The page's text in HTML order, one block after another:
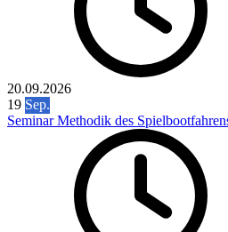
20.09.2026
19 Sep.
Seminar Methodik des